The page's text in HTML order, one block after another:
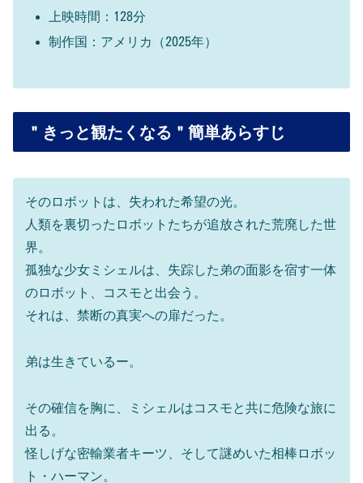
上映時間：128分
制作国：アメリカ（2025年）
＂きっと観たくなる＂簡単あらすじ
そのロボットは、失われた希望の光。
人類を裏切ったロボットたちが追放された荒廃した世
界。
孤独な少女ミシェルは、失踪した弟の面影を宿す一体
のロボット、コスモと出会う。
それは、禁断の真実への扉だった。
弟は生きているー。
その確信を胸に、ミシェルはコスモと共に危険な旅に
出る。
怪しげな密輸業者キーツ、そして謎めいた相棒ロボッ
ト・ハーマン。